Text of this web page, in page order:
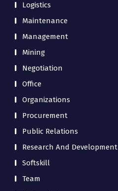
Logistics
Maintenance
Management
Mining
Negotiation
Office
Organizations
Procurement
Public Relations
Research And Development
Softskill
Team